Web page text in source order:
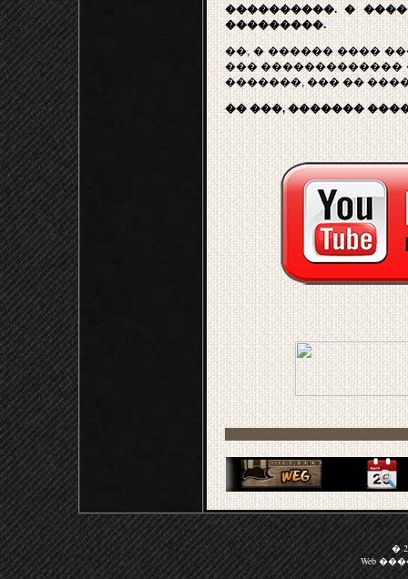
����������. �
���������.
��, � ������ ����
��� �������������
�������, ��� ��
�� ���, �������
�
Web